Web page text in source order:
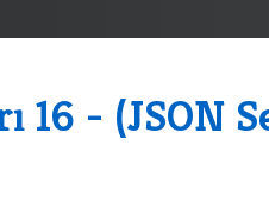
16 - (JSON